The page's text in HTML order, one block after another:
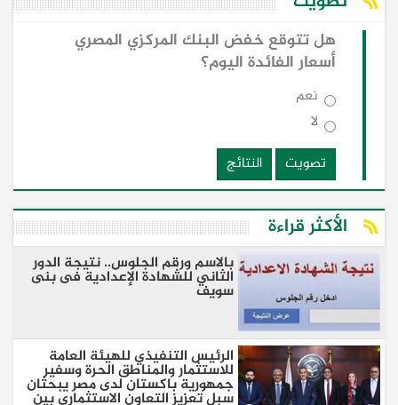
هل تتوقع خفض البنك المركزي المصري
أسعار الفائدة اليوم؟
نعم
لا
تصويت
النتائج
الأكثر قراءة
بالاسم ورقم الجلوس.. نتيجة الدور
الثاني للشهادة الإعدادية فى بنى
سويف
الرئيس التنفيذي للهيئة العامة
للاستثمار والمناطق الحرة وسفير
جمهورية باكستان لدى مصر يبحثان
سبل تعزيز التعاون الاستثماري بين